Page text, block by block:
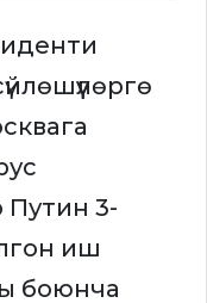
3-
иш
боюнча